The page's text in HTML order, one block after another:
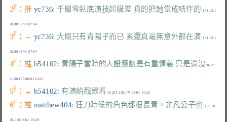
2F ：推 yc736: 千層雪臥底演技超級差 真的把她當成結伴的
  101.12.1
28.88 08/01 07:04
3F ：→ yc736: 大概只有青陽子而已 素還真毫無意外都在演
  101.12.1
28.88 08/01 07:04
4F ：推 b54102: 青陽子當時的人設應該是有重情義 只是還沒 36.23
5F ：→ b54102: 有演給觀眾看 36.233.130.175 08/01 14:23
6F ：推 matthew404: 狂刀時候的角色都很長青，非凡公子也
  101.10.
76.110 08/01 15:49